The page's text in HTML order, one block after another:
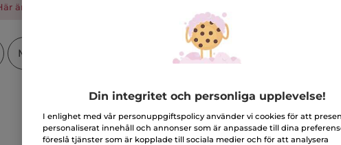
är ett förslag på ett liknande urval.
Mascara Ögonpenna och Eyeliner
Din integritet och personliga upplevelse!
I enlighet med vår personuppgiftspolicy använder vi cookies för att
personaliserat innehåll och annonser som är anpassade till dina
föreslå tjänster som är kopplade till sociala medier och för att analysera